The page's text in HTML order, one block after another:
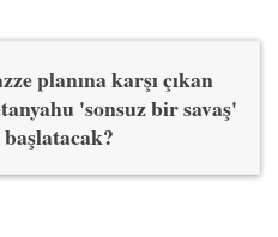
planına karşı çıkan
'sonsuz bir savaş'
başlatacak?